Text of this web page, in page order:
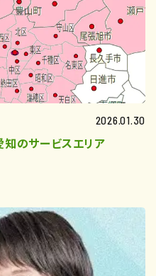
2026.01.30
知のサービスエリア